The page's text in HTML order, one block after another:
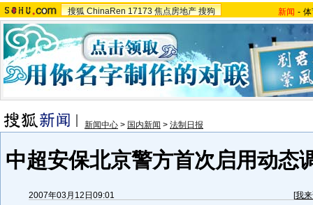
搜狐 ChinaRen 17173 焦点房地产 搜狗 新闻 -
新闻中心 > 国内新闻 > 法制日报
中超安保北京警方首次启用动态
2007年03月12日09:01 [我